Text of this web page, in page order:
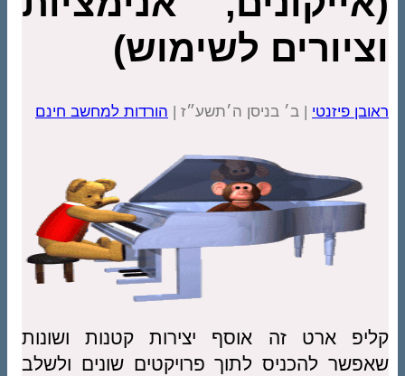
וציורים לשימוש)
ראובן פיזנטי | ב׳ בניסן ה׳תשע״ז | הורדות למחשב חינם
קליפ ארט זה אוסף יצירות קטנות ושונות
שאפשר להכניס לתוך פרויקטים שונים ולשלב